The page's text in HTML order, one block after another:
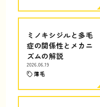
ミノキシジルと多毛
症の関係性とメカニ
ズムの解説
2026.06.19
薄毛